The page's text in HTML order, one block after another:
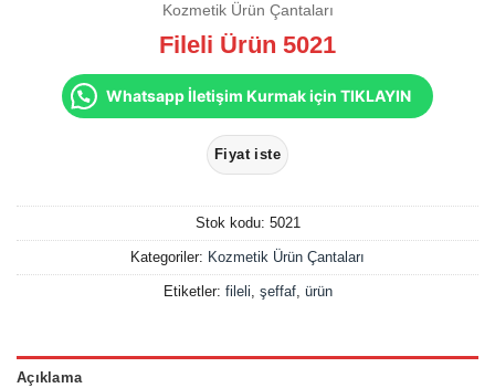
Kozmetik Ürün Çantaları
Fileli Ürün 5021
Whatsapp İletişim Kurmak için TIKLAYIN
Stok kodu: 5021
Kategoriler: Kozmetik Ürün Çantaları
Etiketler: fileli, şeffaf, ürün
Açıklama